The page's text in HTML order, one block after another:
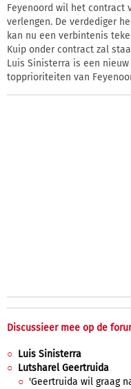
Feyenoord wil het contract
verlengen. De verdediger
kan nu een verbintenis
Kuip onder contract zal
Luis Sinisterra is een
topprioriteiten van
Discussieer mee op de
Luis Sinisterra
Lutsharel Geertruida
'Geertruida wil graag